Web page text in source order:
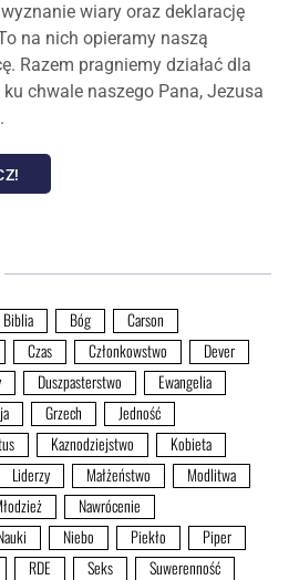
wiary oraz deklarację
na nich opieramy naszą
Razem pragniemy działać dla
ku chwale naszego Pana, Jezusa
Biblia Bóg
Carson
Czas Członkowstwo
Dever
Duszpasterstwo
Ewangelia
Grzech
Jedność
Kaznodziejstwo
Kobieta
Liderzy Małżeństwo
Modlitwa
Nawrócenie
Niebo Piekło
Piper
RDE Seks
Suwerenność